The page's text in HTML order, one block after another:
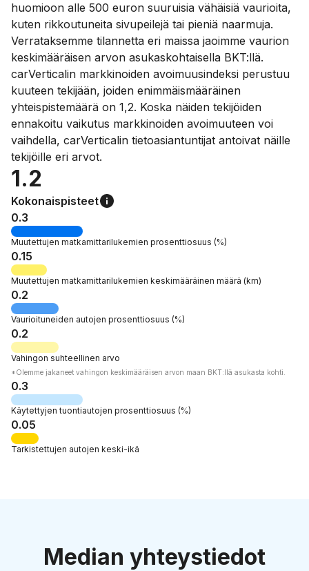
huomioon alle 500 euron suuruisia vähäisiä vaurioita,
kuten rikkoutuneita sivupeilejä tai pieniä naarmuja.
Verrataksemme tilannetta eri maissa jaoimme vaurion
keskimääräisen arvon asukaskohtaisella BKT:llä.
carVerticalin markkinoiden avoimuusindeksi perustuu
kuuteen tekijään, joiden enimmäismääräinen
yhteispistemäärä on 1,2. Koska näiden tekijöiden
ennakoitu vaikutus markkinoiden avoimuuteen voi
vaihdella, carVerticalin tietoasiantuntijat antoivat näille
tekijöille eri arvot.
1.2
Kokonaispisteet
0.3
Muutettujen matkamittarilukemien prosenttiosuus (%)
0.15
Muutettujen matkamittarilukemien keskimääräinen määrä (km)
0.2
Vaurioituneiden autojen prosenttiosuus (%)
0.2
Vahingon suhteellinen arvo
*Olemme jakaneet vahingon keskimääräisen arvon maan BKT:llä asukasta kohti.
0.3
Käytettyjen tuontiautojen prosenttiosuus (%)
0.05
Tarkistettujen autojen keski-ikä
Median yhteystiedot